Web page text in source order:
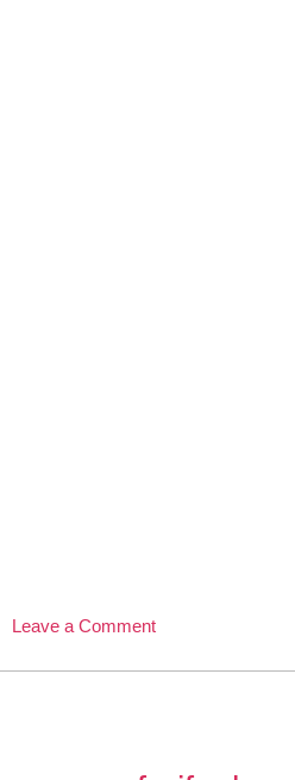
Leave a Commenton